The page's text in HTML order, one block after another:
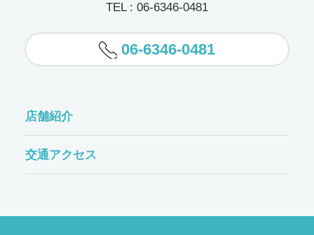
TEL : 06-6346-0481
06-6346-0481
店舗紹介
交通アクセス